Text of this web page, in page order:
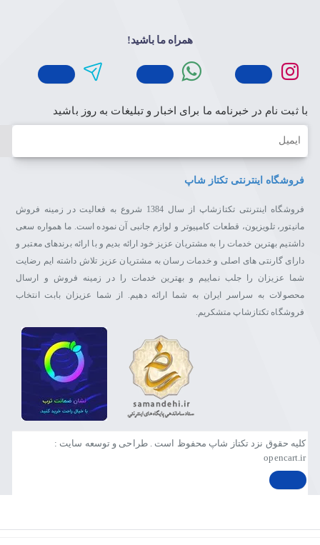
همراه ما باشید!
با ثبت نام در خبرنامه ما برای اخبار و تبلیغات به روز باشید
ایمیل
فروشگاه اینترنتی تکتاز شاپ
فروشگاه اینترنتی تکتازشاپ از سال 1384 شروع به فعالیت در زمینه فروش
مانیتور، تلویزیون، قطعات کامپیوتر و لوازم جانبی آن نموده است. ما همواره سعی
داشتیم بهترین خدمات را به مشتریان عزیز خود ارائه بدیم و با ارائه برندهای معتبر و
دارای گارنتی های اصلی و خدمات رسان به مشتریان عزیز تلاش داشته ایم رضایت
شما عزیزان را جلب نماییم و بهترین خدمات را در زمینه فروش و ارسال
محصولات به سراسر ایران به شما ارائه دهیم. از شما عزیزان بابت انتخاب
فروشگاه تکتازشاپ متشکریم.
کلیه حقوق نزد تکتاز شاپ محفوظ است . طراحی و توسعه سایت :
opencart.ir